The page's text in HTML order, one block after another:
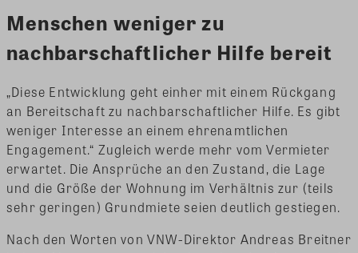
Menschen weniger zu
nachbarschaftlicher Hilfe bereit
„Diese Entwicklung geht einher mit einem Rückgang
an Bereitschaft zu nachbarschaftlicher Hilfe. Es gibt
weniger Interesse an einem ehrenamtlichen
Engagement.“ Zugleich werde mehr vom Vermieter
erwartet. Die Ansprüche an den Zustand, die Lage
und die Größe der Wohnung im Verhältnis zur (teils
sehr geringen) Grundmiete seien deutlich gestiegen.
Nach den Worten von VNW-Direktor Andreas Breitner